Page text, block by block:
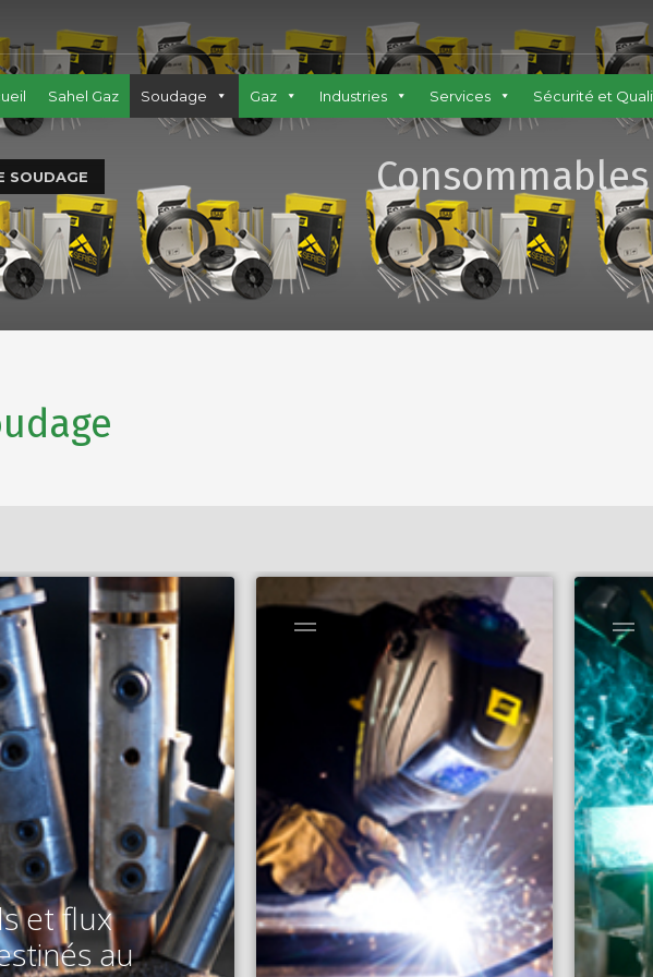
Sahel Gaz Soudage Gaz Industries Services Sécurité et
SOUDAGE
et flux
au